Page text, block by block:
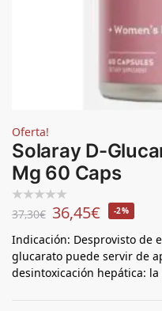
Oferta!
Solaray D-
Mg 60 Caps
37,30€ 36,45€ -2%
Indicación: Desprovisto de
glucarato puede servir de
desintoxicación hepática: